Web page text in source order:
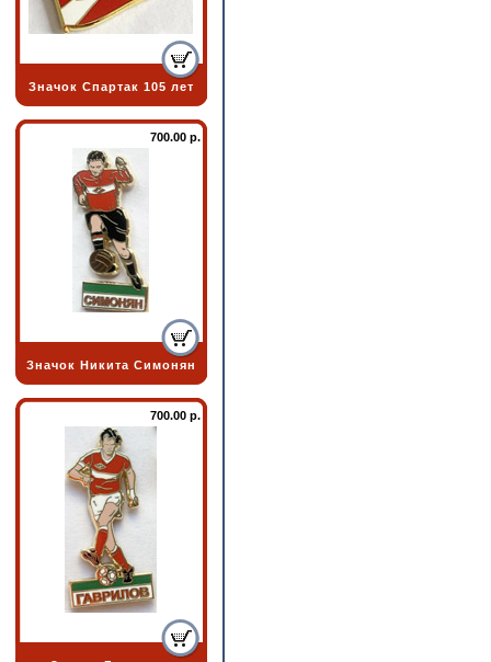
Значок Спартак 105 лет
700.00 р.
Значок Никита Симонян
700.00 р.